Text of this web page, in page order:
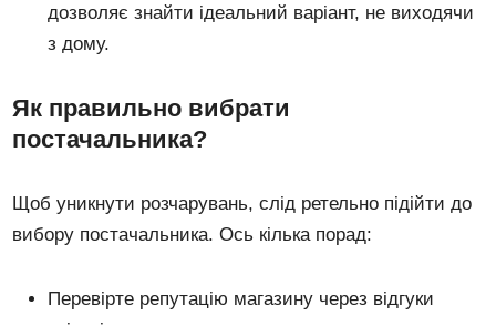
дозволяє знайти ідеальний варіант, не виходячи
з дому.
Як правильно вибрати
постачальника?
Щоб уникнути розчарувань, слід ретельно підійти до
вибору постачальника. Ось кілька порад:
Перевірте репутацію магазину через відгуки